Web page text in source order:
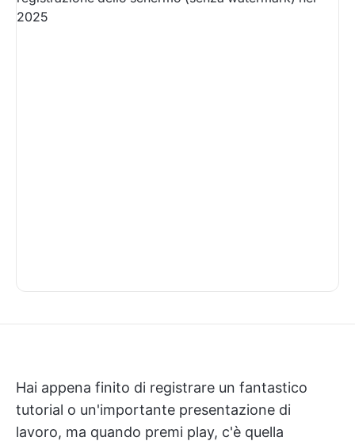
Hai appena finito di registrare un fantastico
tutorial o un'importante presentazione di
lavoro, ma quando premi play, c'è quella